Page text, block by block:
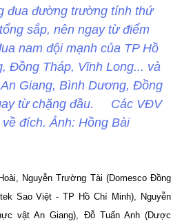
đua đường trường tính thứ
sắp, nên ngay từ điểm
nam đội mạnh của TP Hồ
Đồng Tháp, Vĩnh Long... và
Giang, Bình Dương, Đồng
từ chặng đầu. Các VĐV
đích. Ảnh: Hồng Bài
Nguyễn Trường Tài (Domesco Đồng
Sao Việt - TP Hồ Chí Minh), Nguyễn
vật An Giang), Đỗ Tuấn Anh (Dược